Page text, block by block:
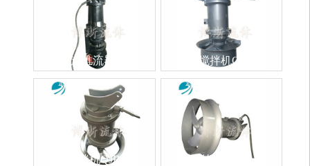
QDT低速推流器，发明人：强
仕林（QDT)。在水处理工艺流
程中，广泛应用于氧化沟推
流，各类生化池的搅拌，同时
也可用于河流防冻，景观水循
环等。
潜水搅拌机QJB1.5
1、 QJB型潜水搅拌机结构紧
凑、操作维护简单、安装检修
方便、使用寿命长。 2、叶轮
具有zui佳的水力设计结构，工
作效率高，后掠式叶片具有自
洁功能可防杂物缠绕、堵塞。
潜水搅拌机QJB1.5-6 潜水搅拌机QJB1.5-8